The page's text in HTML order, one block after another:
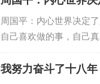
周国平：内心世界决定
自己喜欢做的事，自己
亲情、友情这些具体的
我努力奋斗了十八